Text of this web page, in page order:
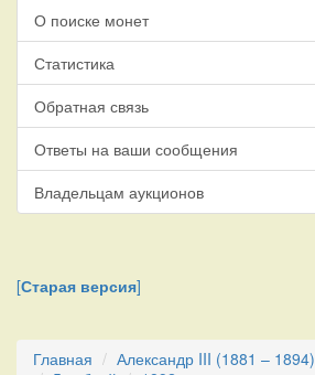
О поиске монет
Статистика
Обратная связь
Ответы на ваши сообщения
Владельцам аукционов
[Старая версия]
Главная Александр III (1881 – 1894)